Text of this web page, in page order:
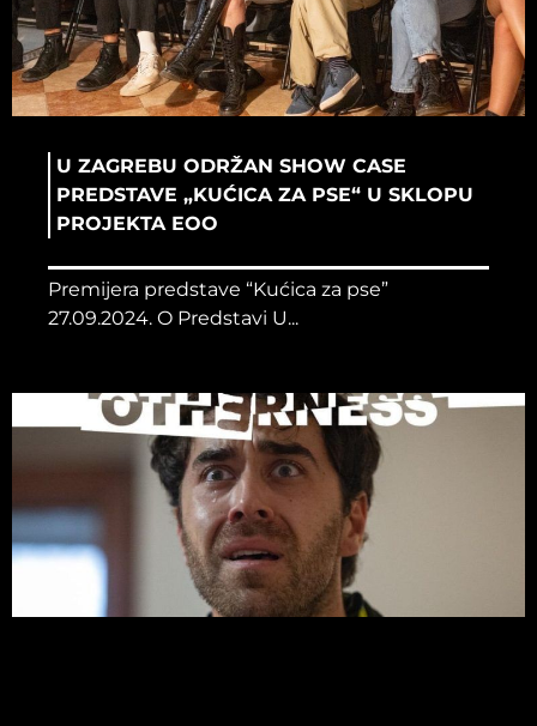
U ZAGREBU ODRŽAN SHOW CASE
PREDSTAVE „KUĆICA ZA PSE“ U SKLOPU
PROJEKTA EOO
Premijera predstave “Kućica za pse”
27.09.2024. O Predstavi U...